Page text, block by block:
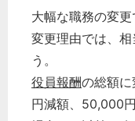
大幅な職務の変
変更理由では、
う。
役員報酬の総額
円減額、50,000